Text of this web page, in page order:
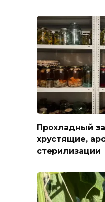
Прохладный
хрустящие,
стерилизации